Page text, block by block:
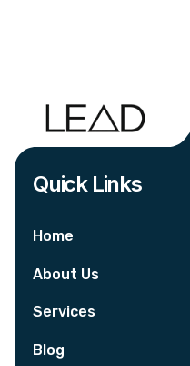
Quick Links
Home
About Us
Services
Blog